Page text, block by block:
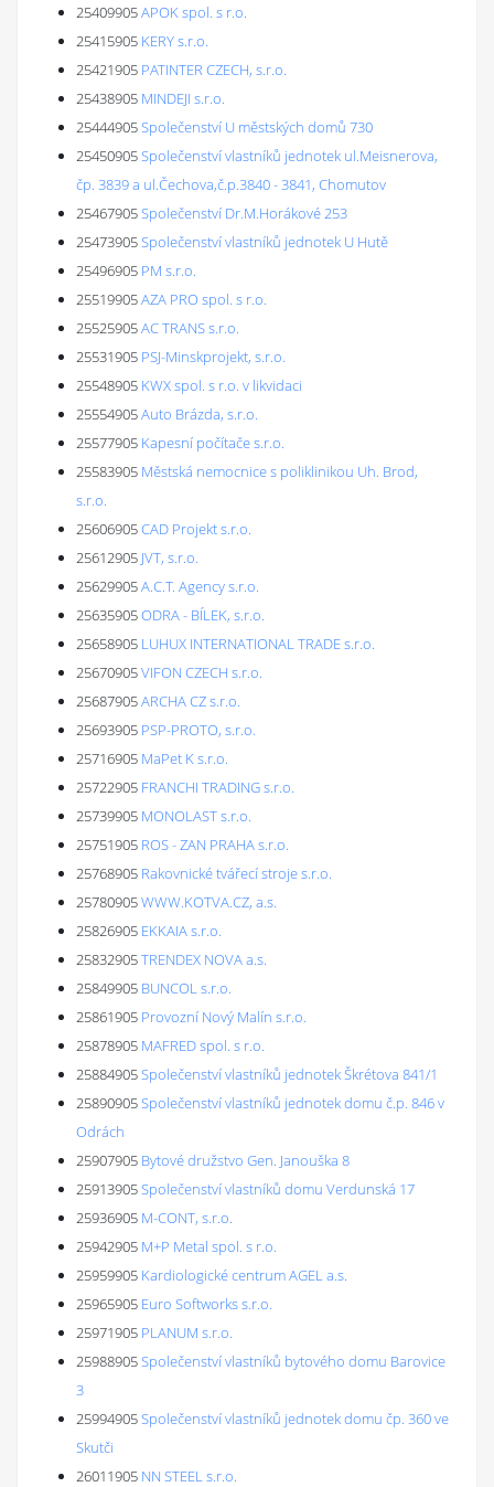
25409905APOK spol. s r.o.
25415905 KERY s.r.o.
25421905 PATINTER CZECH, s.r.o.
25438905 MINDEJI s.r.o.
25444905Společenství U městských domů 730
25450905Společenství vlastníků jednotek ul.Meisnerova,
čp. 3839 a ul.Čechova,č.p.3840 - 3841, Chomutov
25467905Společenství Dr.M.Horákové 253
25473905Společenství vlastníků jednotek U Hutě
25496905 PM s.r.o.
25519905AZA PRO spol. s r.o.
25525905AC TRANS s.r.o.
25531905 PSJ-Minskprojekt, s.r.o.
25548905 KWX spol. s r.o. v likvidaci
25554905Auto Brázda, s.r.o.
25577905 Kapesní počítače s.r.o.
25583905 Městská nemocnice s poliklinikou Uh. Brod,
s.r.o.
25606905CAD Projekt s.r.o.
25612905 JVT, s.r.o.
25629905A.C.T. Agency s.r.o.
25635905ODRA - BÍLEK, s.r.o.
25658905 LUHUX INTERNATIONAL TRADE s.r.o.
25670905VIFON CZECH s.r.o.
25687905ARCHA CZ s.r.o.
25693905 PSP-PROTO, s.r.o.
25716905 MaPet K s.r.o.
25722905 FRANCHI TRADING s.r.o.
25739905 MONOLAST s.r.o.
25751905 ROS - ZAN PRAHA s.r.o.
25768905 Rakovnické tvářecí stroje s.r.o.
25780905WWW.KOTVA.CZ, a.s.
25826905 EKKAIA s.r.o.
25832905TRENDEX NOVA a.s.
25849905 BUNCOL s.r.o.
25861905 Provozní Nový Malín s.r.o.
25878905 MAFRED spol. s r.o.
25884905Společenství vlastníků jednotek Škrétova 841/1
25890905Společenství vlastníků jednotek domu č.p. 846 v
Odrách
25907905 Bytové družstvo Gen. Janouška 8
25913905Společenství vlastníků domu Verdunská 17
25936905 M-CONT, s.r.o.
25942905 M+P Metal spol. s r.o.
25959905 Kardiologické centrum AGEL a.s.
25965905 Euro Softworks s.r.o.
25971905 PLANUM s.r.o.
25988905Společenství vlastníků bytového domu Barovice
3
25994905Společenství vlastníků jednotek domu čp. 360 ve
Skutči
26011905 NN STEEL s.r.o.